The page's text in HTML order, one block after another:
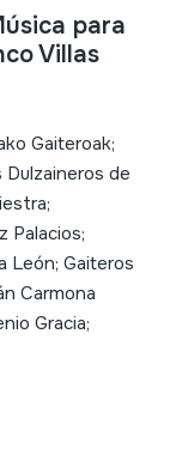
para
Villas
Gaiteroak;
de
Palacios;
León; Gaiteros
Carmona
Gracia;